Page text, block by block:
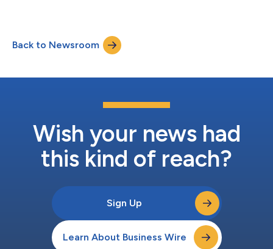
Zwitserland. Deze baanbrekende rekbare vezel, die al door
toonaangevende internationale kledingmerken wordt gebruikt,
luidt nu een nieuw tijdperk in op...
Back to Newsroom
Wish your news had
this kind of reach?
Sign Up
Learn About Business Wire